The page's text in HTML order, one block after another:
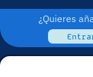
¿Quieres